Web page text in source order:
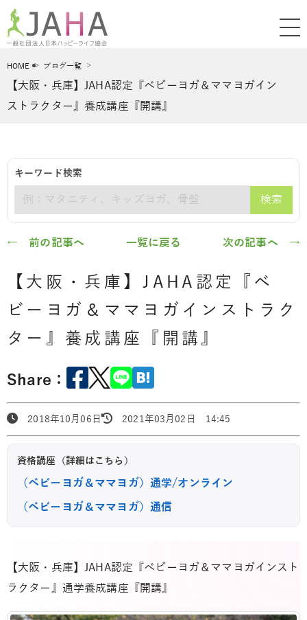
HOME ブログ一覧
【大阪・兵庫】JAHA認定『ベビーヨガ＆ママヨガイン
ストラクター』養成講座『開講』
キーワード検索
検索
← 前の記事へ 一覧に戻る 次の記事へ →
【大阪・兵庫】JAHA認定『ベ
ビーヨガ＆ママヨガインストラク
ター』養成講座『開講』
Share：
2018年10月06日 2021年03月02日 14:45
資格講座（詳細はこちら）
（ベビーヨガ＆ママヨガ）通学/オンライン
（ベビーヨガ＆ママヨガ）通信
【大阪・兵庫】JAHA認定『ベビーヨガ＆ママヨガインスト
ラクター』通学養成講座『開講』